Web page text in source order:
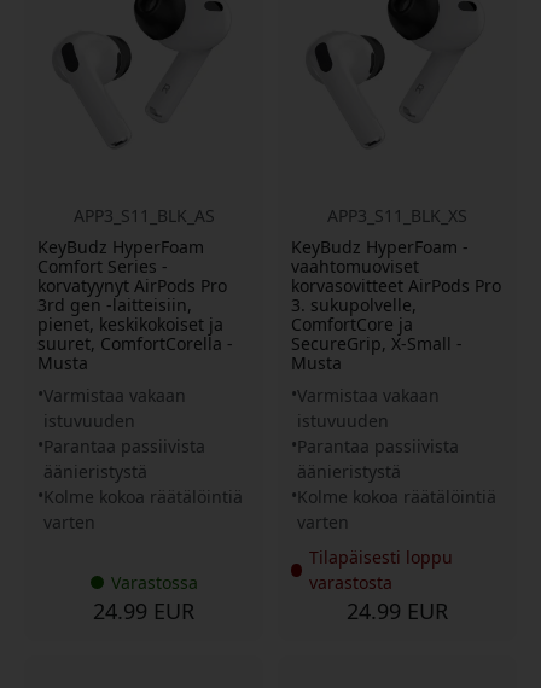
APP3_S11_BLK_AS
KeyBudz HyperFoam
Comfort Series -
korvatyynyt AirPods Pro
3rd gen -laitteisiin,
pienet, keskikokoiset ja
suuret, ComfortCorella -
Musta
Varmistaa vakaan
istuvuuden
Parantaa passiivista
äänieristystä
Kolme kokoa räätälöintiä
varten
Varastossa
24.99 EUR
APP3_S11_BLK_XS
KeyBudz HyperFoam -
vaahtomuoviset
korvasovitteet AirPods Pro
3. sukupolvelle,
ComfortCore ja
SecureGrip, X-Small -
Musta
Varmistaa vakaan
istuvuuden
Parantaa passiivista
äänieristystä
Kolme kokoa räätälöintiä
varten
Tilapäisesti loppu
varastosta
24.99 EUR